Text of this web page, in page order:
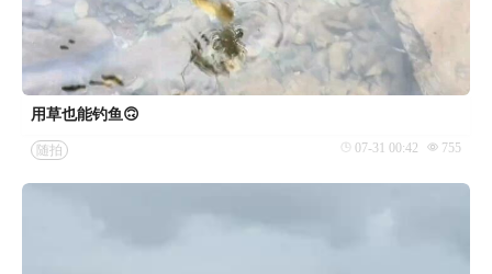
用草也能钓鱼🙃
随拍 07-31 00:42 755